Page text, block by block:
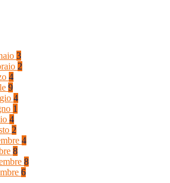
3
2
4
9
4
1
4
2
4
8
8
6